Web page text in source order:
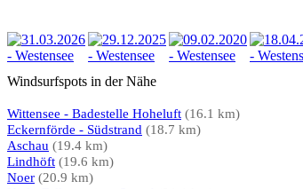
Windsurfspots in der Nähe
Wittensee - Badestelle Hoheluft (16.1 km)
Eckernförde - Südstrand (18.7 km)
Aschau (19.4 km)
Lindhöft (19.6 km)
Noer (20.9 km)